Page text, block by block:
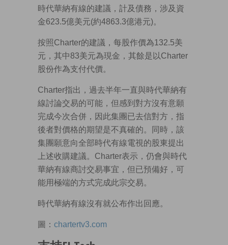
時代華納有線的建議，計及債務，涉及資
金623.5億美元(約4863.3億港元)。
按照Charter的建議，每股作價為132.5美
元，其中83美元為現金，其餘是以Charter
股份作為支付代價。
Charter指出，過去半年一直與時代華納有
線討論交易的可能，但感到對方沒有意願
完成今次合併，因此集團已去信對方，指
後者對價格的期望是不真確的。同時，該
集團願意向全部時代有線電視的股東提出
上述收購建議。Charter表示，仍會與時代
華納有線商討交易事宜，但已預備好，可
能用極端的方式完成此宗交易。
時代華納有線沒有就公布作出回應。
圖： chartertv3.com